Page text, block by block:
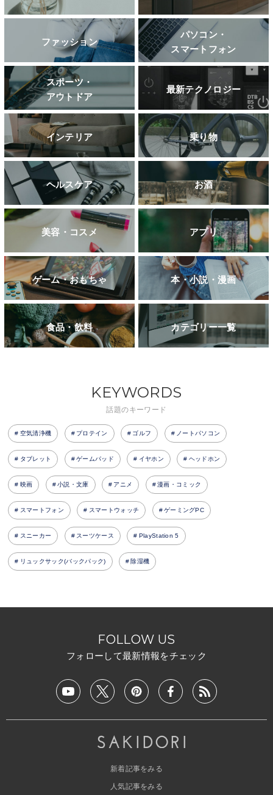
ファッション
パソコン・
スマートフォン
スポーツ・
アウトドア
最新テクノロジー
インテリア 乗り物
ヘルスケア お酒
美容・コスメ アプリ
ゲーム・おもちゃ 本・小説・漫画
食品・飲料 カテゴリー一覧
KEYWORDS
話題のキーワード
空気清浄機 プロテイン ゴルフ ノートパソコン
タブレット ゲームパッド イヤホン ヘッドホン
映画 小説・文庫 アニメ 漫画・コミック
スマートフォン スマートウォッチ ゲーミングPC
スニーカー スーツケース PlayStation 5
リュックサック(バックパック) 除湿機
FOLLOW US
フォローして最新情報をチェック
新着記事をみる
人気記事をみる